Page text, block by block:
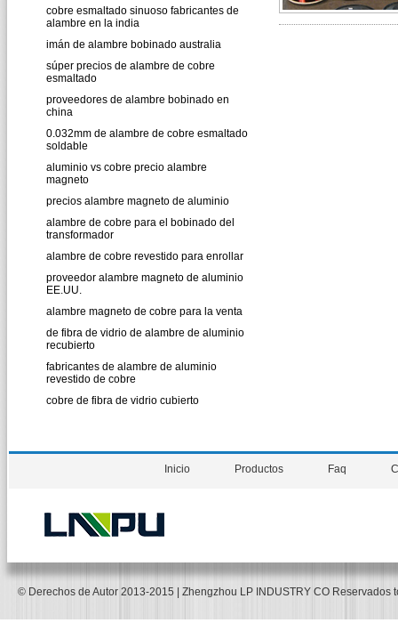
cobre esmaltado sinuoso fabricantes de
alambre en la india
imán de alambre bobinado australia
súper precios de alambre de cobre
esmaltado
proveedores de alambre bobinado en
china
0.032mm de alambre de cobre esmaltado
soldable
aluminio vs cobre precio alambre
magneto
precios alambre magneto de aluminio
alambre de cobre para el bobinado del
transformador
alambre de cobre revestido para enrollar
proveedor alambre magneto de aluminio
EE.UU.
alambre magneto de cobre para la venta
de fibra de vidrio de alambre de aluminio
recubierto
fabricantes de alambre de aluminio
revestido de cobre
cobre de fibra de vidrio cubierto
Inicio Productos Faq
© Derechos de Autor 2013-2015 | Zhengzhou LP INDUSTRY CO